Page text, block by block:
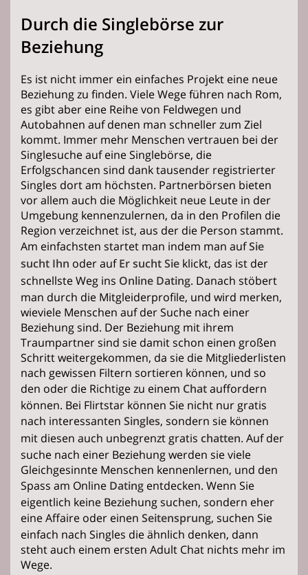
Durch die Singlebörse zur
Beziehung
Es ist nicht immer ein einfaches Projekt eine neue
Beziehung zu finden. Viele Wege führen nach Rom,
es gibt aber eine Reihe von Feldwegen und
Autobahnen auf denen man schneller zum Ziel
kommt. Immer mehr Menschen vertrauen bei der
Singlesuche auf eine Singlebörse, die
Erfolgschancen sind dank tausender registrierter
Singles dort am höchsten. Partnerbörsen bieten
vor allem auch die Möglichkeit neue Leute in der
Umgebung kennenzulernen, da in den Profilen die
Region verzeichnet ist, aus der die Person stammt.
Am einfachsten startet man indem man aufSie
sucht Ihn oder aufEr sucht Sie klickt, das ist der
schnellste Weg ins Online Dating. Danach stöbert
man durch die Mitgleiderprofile, und wird merken,
wieviele Menschen auf der Suche nach einer
Beziehung sind. Der Beziehung mit ihrem
Traumpartner sind sie damit schon einen großen
Schritt weitergekommen, da sie die Mitgliederlisten
nach gewissen Filtern sortieren können, und so
den oder die Richtige zu einem Chatauffordern
können. Bei Flirtstar können Sie nicht nur gratis
nach interessanten Singles, sondern sie können
mit diesen auch unbegrenzt gratis chatten. Auf der
suche nach einer Beziehung werden sie viele
Gleichgesinnte Menschen kennenlernen, und den
Spass am Online Dating entdecken. Wenn Sie
eigentlich keine Beziehung suchen, sondern eher
eine Affaire oder einen Seitensprung, suchen Sie
einfach nach Singles die ähnlich denken, dann
steht auch einem ersten Adult Chat nichts mehr im
Wege.